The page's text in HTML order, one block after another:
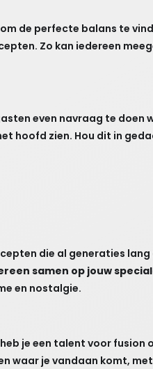
de perfecte balans te
Zo kan iedereen
even navraag te doen
hoofd zien. Hou dit in
die al generaties lang
samen op jouw
en nostalgie.
je een talent voor fusion
waar je vandaan komt,